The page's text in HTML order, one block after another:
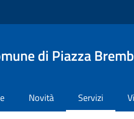
di Piazza
Novità Servizi